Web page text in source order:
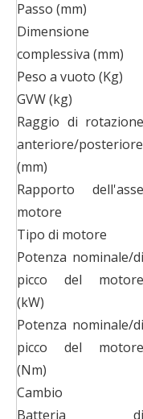
Passo (mm)
Dimensione
complessiva (mm)
Peso a vuoto (Kg)
GVW (kg)
Raggio di rotazione
anteriore/posteriore
(mm)
Rapporto dell'asse
motore
Tipo di motore
Potenza nominale/di
picco del motore
(kW)
Potenza nominale/di
picco del motore
(Nm)
Cambio
Batteria di